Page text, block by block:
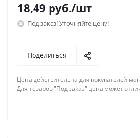
18,49 руб./шт
Под заказ! Уточняйте цену!
Поделиться
Цена действительна для покупателей
Для товаров "Под заказ" цена может